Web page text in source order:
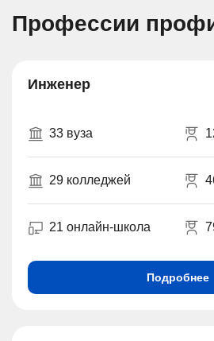
Профессии
Инженер
33 вуза
29 колледжей
21 онлайн-школа
Подробнее